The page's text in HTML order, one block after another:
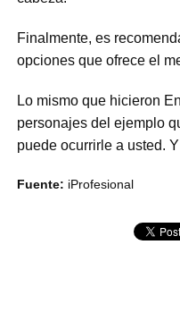
Finalmente, es
opciones que ofrece el
Lo mismo que hicieron
personajes del ejemplo
puede ocurrirle a usted.
Fuente: iProfesional